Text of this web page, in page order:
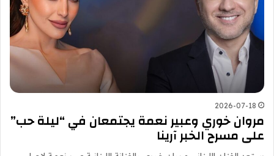
2026-07-18
مروان خوري وعبير نعمة يجتمعان في “ليلة حب”
على مسرح الخبر آرينا